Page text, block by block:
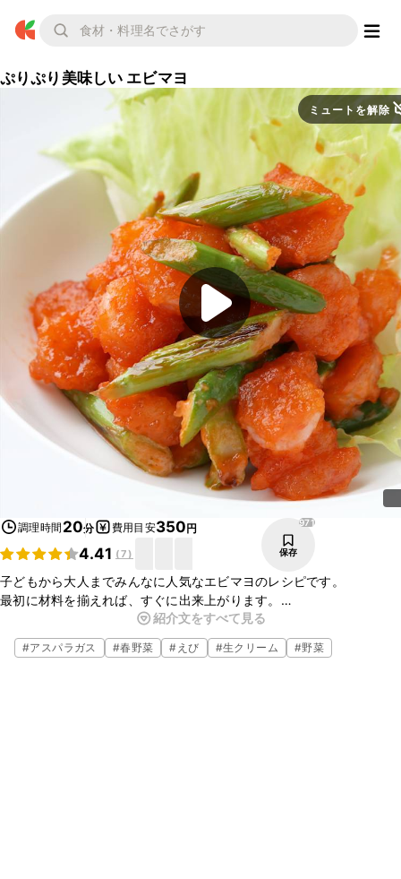
ぷりぷり美味しい エビマヨ
ミュートを解除
調理時間 20分 費用目安350円
4.41 (7)
971
保存
子どもから大人までみんなに人気なエビマヨのレシピです。
最初に材料を揃えれば、すぐに出来上がります。
エビのサクサクプリプリした食感とクセになるマヨネーズソースの相
性は抜群です。
ぜひ、作ってみてくださいね。
紹介文をすべて見る
#アスパラガス #春野菜 # えび #生クリーム #野菜